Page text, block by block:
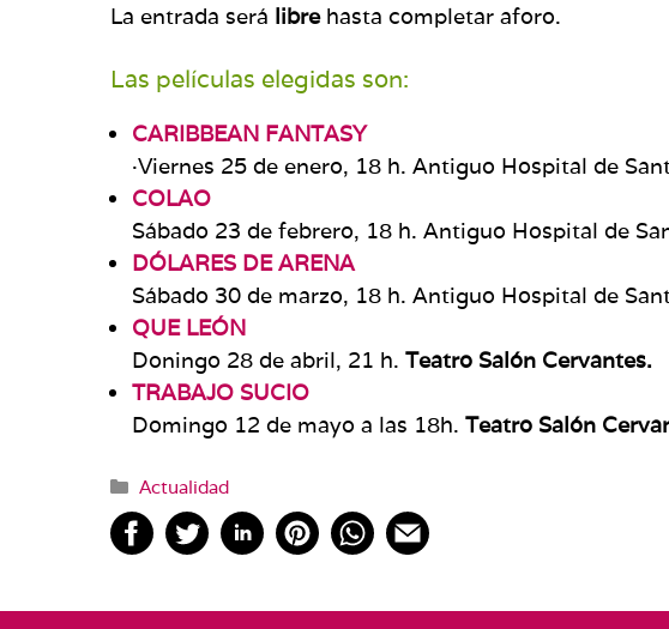
La entrada será librehasta completar aforo.
Las películas elegidas son:
CARIBBEAN FANTASY
·Viernes 25 de enero, 18 h. Antiguo Hospital de
COLAO
Sábado 23 de febrero, 18 h. Antiguo Hospital de
DÓLARES DE ARENA
Sábado 30 de marzo, 18 h. Antiguo Hospital de
QUE LEÓN
Doningo 28 de abril, 21 h. Teatro Salón Cervantes.
TRABAJO SUCIO
Domingo 12 de mayo a las 18h. Teatro Salón
Categorías
Actualidad